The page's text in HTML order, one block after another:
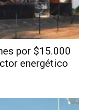
por $15.000
energético